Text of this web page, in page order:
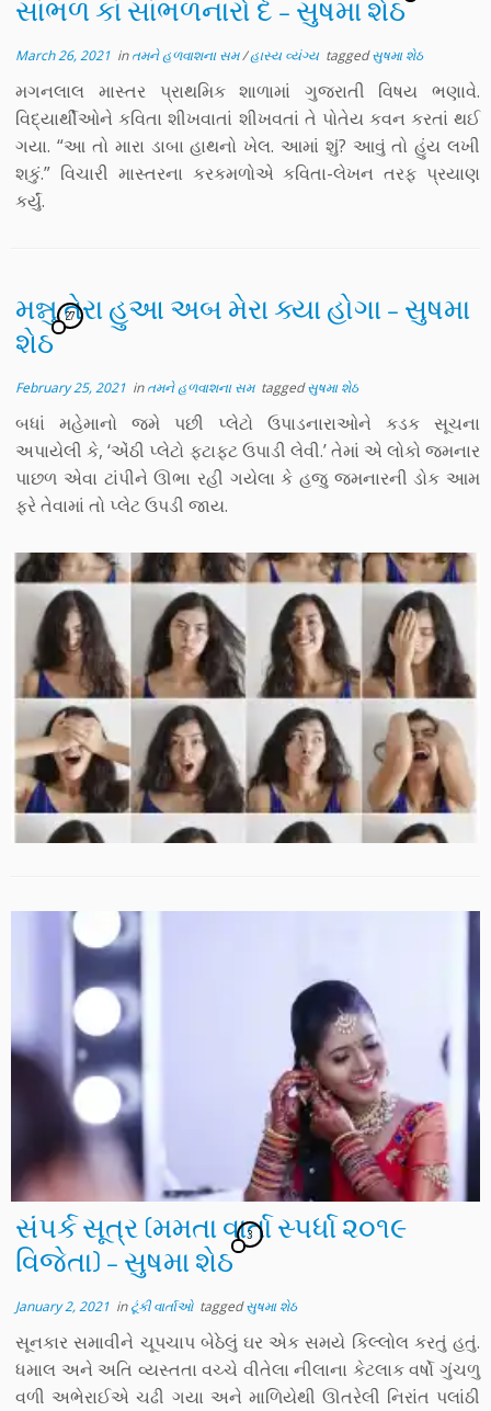
સાંભળ કાં સાંભળનારો દે – સુષમા શેઠ
March 26, 2021 inતમને હળવાશના સમ/હાસ્ય વ્યંગ્ય taggedસુષમા શેઠ
મગનલાલ માસ્તર પ્રાથમિક શાળામાં ગુજરાતી વિષય ભણાવે.
વિદ્યાર્થીઓને કવિતા શીખવાતાં શીખવતાં તે પોતેય કવન કરતાં થઈ
ગયા. “આ તો મારા ડાબા હાથનો ખેલ. આમાં શું? આવું તો હુંય લખી
શકું.” વિચારી માસ્તરના કરકમળોએ કવિતા-લેખન તરફ પ્રયાણ
કર્યું.
મન્નુ તેરા હુઆ અબ મેરા ક્યા હોગા – સુષમા
શેઠ
27
February 25, 2021 inતમને હળવાશના સમ taggedસુષમા શેઠ
બધાં મહેમાનો જમે પછી પ્લેટો ઉપાડનારાઓને કડક સૂચના
અપાયેલી કે, ‘એંઠી પ્લેટો ફટાફટ ઉપાડી લેવી.’ તેમાં એ લોકો જમનાર
પાછળ એવા ટાંપીને ઊભા રહી ગયેલા કે હજુ જમનારની ડોક આમ
ફરે તેવામાં તો પ્લેટ ઉપડી જાય.
સંપર્ક સૂત્ર (મમતા વાર્તા સ્પર્ધા ૨૦૧૯
વિજેતા) – સુષમા શેઠ
3
January 2, 2021 inટૂંકી વાર્તાઓ taggedસુષમા શેઠ
સૂનકાર સમાવીને ચૂપચાપ બેઠેલું ઘર એક સમયે કિલ્લોલ કરતું હતું.
ધમાલ અને અતિ વ્યસ્તતા વચ્ચે વીતેલા નીલાના કેટલાક વર્ષો ગુંચળુ
વળી અભેરાઈએ ચઢી ગયા અને માળિયેથી ઊતરેલી નિરાંત પલાંઠી